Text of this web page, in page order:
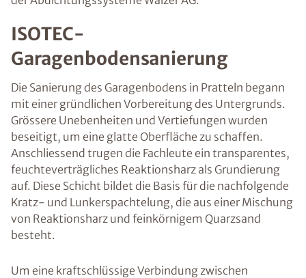
ISOTEC-
Garagenbodensanierung
Die Sanierung des Garagenbodens in Pratteln begann
mit einer gründlichen Vorbereitung des Untergrunds.
Grössere Unebenheiten und Vertiefungen wurden
beseitigt, um eine glatte Oberfläche zu schaffen.
Anschliessend trugen die Fachleute ein transparentes,
feuchteverträgliches Reaktionsharz als Grundierung
auf. Diese Schicht bildet die Basis für die nachfolgende
Kratz- und Lunkerspachtelung, die aus einer Mischung
von Reaktionsharz und feinkörnigem Quarzsand
besteht.
Um eine kraftschlüssige Verbindung zwischen